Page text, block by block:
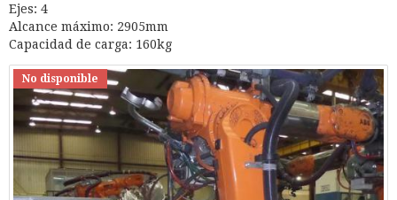
Ejes: 4
Alcance máximo: 2905mm
Capacidad de carga: 160kg
No disponible